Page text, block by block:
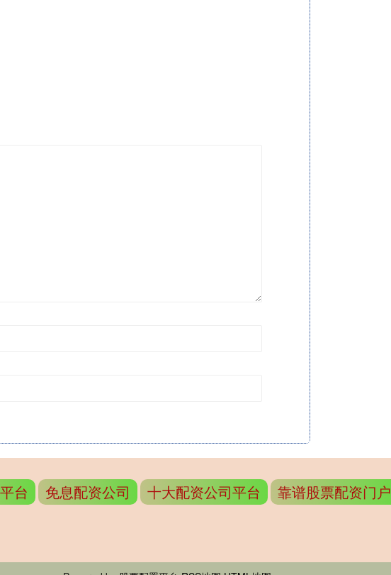
台 免息配资公司 十大配资公司平台 靠谱股票配资门户